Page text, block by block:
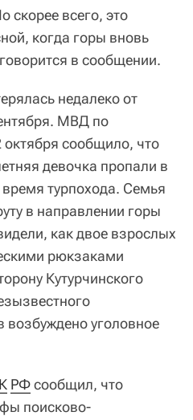
скорее всего, это
когда горы вновь
в сообщении.
недалеко от
МВД по
октября сообщило, что
девочка пропали в
турпохода. Семья
в направлении горы
как двое взрослых
рюкзаками
Кутурчинского
возбуждено уголовное
РФсообщил, что
поисково-